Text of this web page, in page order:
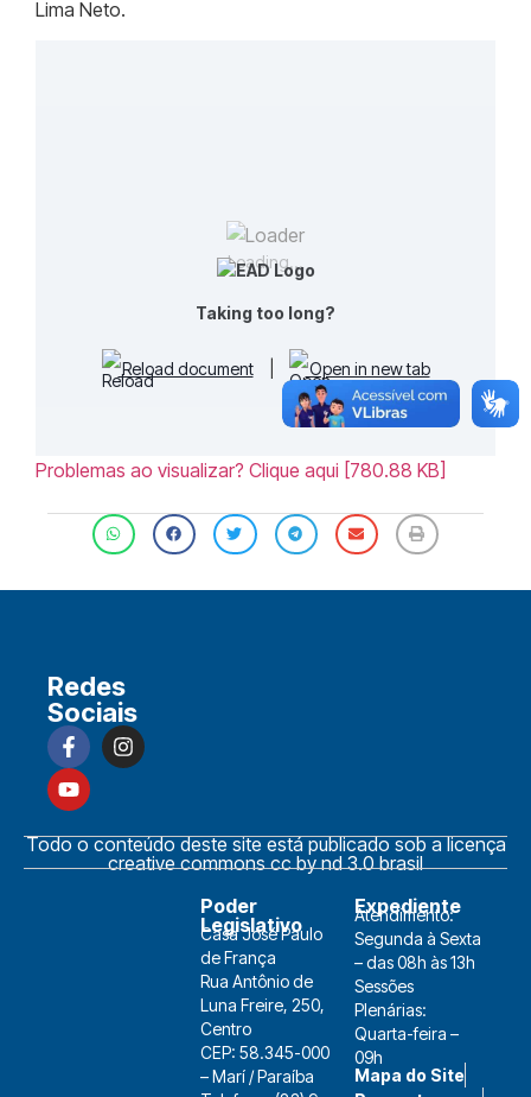
Lima Neto.
Loading...
Taking too long?
Reload document Open in new tab
Problemas ao visualizar? Clique aqui [780.88 KB]
Redes
Sociais
Todo o conteúdo deste site está publicado sob a licença
creative commons cc by nd 3.0 brasil
Poder
Legislativo
Casa José Paulo
de França
Rua Antônio de
Luna Freire, 250,
Centro
CEP: 58.345-000
– Marí / Paraíba
Expediente
Atendimento:
Segunda à Sexta
– das 08h às 13h
Sessões
Plenárias:
Quarta-feira –
09h
Mapa do Site